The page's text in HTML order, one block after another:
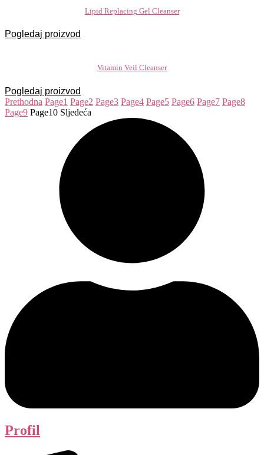
Lipid Replacing Gel Cleanser
Pogledaj proizvod
Vitamin Veil Cleanser
Pogledaj proizvod
Prethodna Page1 Page2 Page3 Page4 Page5 Page6 Page7 Page8
Page9 Page10 Sljedeća
Profil